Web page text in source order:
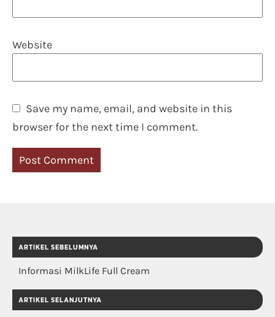
Website
Save my name, email, and website in this
browser for the next time I comment.
ARTIKEL SEBELUMNYA
Informasi MilkLife Full Cream
ARTIKEL SELANJUTNYA